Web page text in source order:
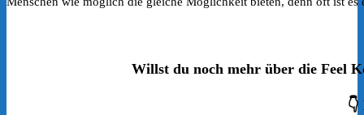
Willst du noch mehr über die Feel